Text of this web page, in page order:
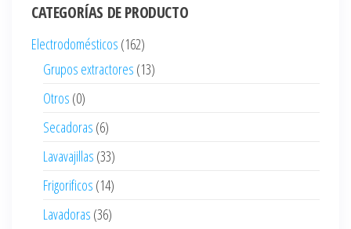
CATEGORÍAS DE PRODUCTO
Electrodomésticos (162)
Grupos extractores (13)
Otros (0)
Secadoras (6)
Lavavajillas (33)
Frigorificos (14)
Lavadoras (36)